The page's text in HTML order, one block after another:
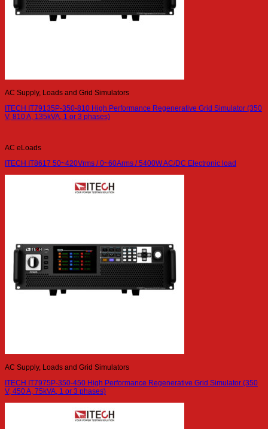
AC Supply, Loads and Grid Simulators
ITECH IT79135P-350-810 High Performance Regenerative Grid Simulator (350
V, 810 A, 135kVA, 1 or 3 phases)
AC eLoads
ITECH IT8617 50~420Vrms / 0~60Arms / 5400W AC/DC Electronic load
AC Supply, Loads and Grid Simulators
ITECH IT7975P-350-450 High Performance Regenerative Grid Simulator (350
V, 450 A, 75kVA, 1 or 3 phases)